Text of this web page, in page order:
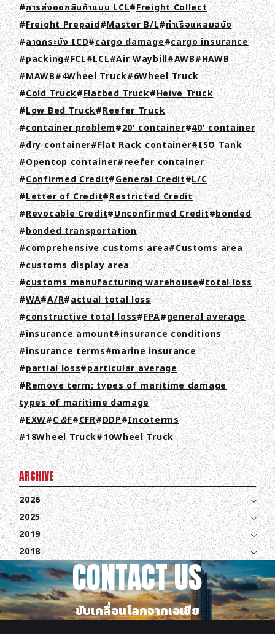
TOP
ABOUT HPS Value
SERVICES
COMPANY
RECRUIT
COLUMN
NEWS
CONTACT
EN JA TH
การส่งออกสินค้าแบบ LCL Freight Collect
Freight Prepaid Master B/L ท่าเรือแหลมฉบัง
ลาดกระบัง ICD cargo damage cargo insurance
packing FCL LCL Air Waybill AWB HAWB
MAWB 4Wheel Truck 6Wheel Truck
Cold Truck Flatbed Truck Heive Truck
Low Bed Truck Reefer Truck
container problem 20' container 40' container
dry container Flat Rack container ISO Tank
Opentop container reefer container
Confirmed Credit General Credit L/C
Letter of Credit Restricted Credit
Revocable Credit Unconfirmed Credit bonded
bonded transportation
comprehensive customs area Customs area
customs display area
customs manufacturing warehouse total loss
WA A/R actual total loss
constructive total loss FPA general average
insurance amount insurance conditions
insurance terms marine insurance
partial loss particular average
Remove term: types of maritime damage
types of maritime damage
EXW C＆F CFR DDP Incoterms
18Wheel Truck 10Wheel Truck
ARCHIVE
2026
2025
2019
2018
CONTACT US
ขับเคลื่อนโลกจากเอเชีย